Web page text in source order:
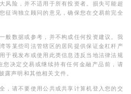
风险，并不适用于所有投资者。损失可能超
征询独立顾问的意见，确保您在交易前完全
般数据或参考，并不构成任何投资建议。我
等某些司法管辖区的居民提供保证金杠杆产
于视发布或使用此类信息违反当地法律法规
决定交易或继续持有任何金融产品前，请
露声明和其他相关文件。
，请不要使用公共或共享计算机登入您的交